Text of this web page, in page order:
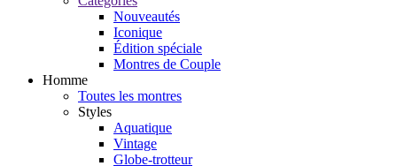
Nouveautés
Iconique
Édition spéciale
Montres de Couple
Homme
Toutes les montres
Styles
Aquatique
Vintage
Globe-trotteur